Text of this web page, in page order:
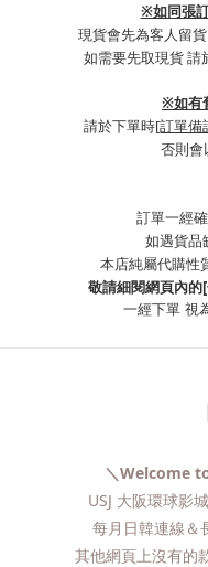
※如同張
現貨會先為客人留
如需要先取現貨 請
※如有
請於下單時[訂單備
否則會
訂單一經
如遇貨品
本店純屬代購性
敬請細閱網頁內
一經下單 視
＼Welcome
USJ 大阪環球影
每月日韓連線＆
其他網頁上沒有的